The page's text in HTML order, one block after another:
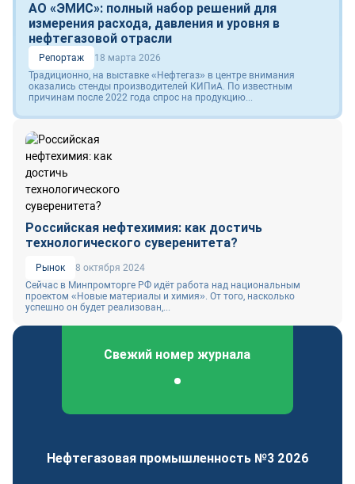
АО «ЭМИС»: полный набор решений для
измерения расхода, давления и уровня в
нефтегазовой отрасли
Репортаж
18 марта 2026
Традиционно, на выставке «Нефтегаз» в центре внимания
оказались стенды производителей КИПиА. По известным
причинам после 2022 года спрос на продукцию...
Российская нефтехимия: как достичь
технологического суверенитета?
Рынок
8 октября 2024
Сейчас в Минпромторге РФ идёт работа над национальным
проектом «Новые материалы и химия». От того, насколько
успешно он будет реализован,...
Свежий номер журнала
Нефтегазовая промышленность №3 2026